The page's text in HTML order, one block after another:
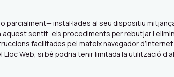
parcialment— instal·lades al seu dispositiu
aquest sentit, els procediments per rebutjar i
facilitades pel mateix navegador
Web, si bé podria tenir limitada la utilització